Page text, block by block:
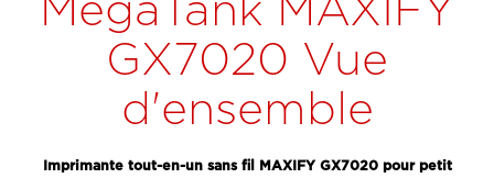
GX7020 Vue
d'ensemble
Imprimante tout-en-un sans fil MAXIFY GX7020 pour petit